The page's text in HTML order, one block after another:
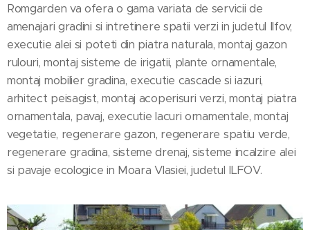
Romgarden va ofera o gama variata de servicii de
amenajari gradini si intretinere spatii verzi in judetul Ilfov,
executie alei si poteti din piatra naturala, montaj gazon
rulouri, montaj sisteme de irigatii, plante ornamentale,
montaj mobilier gradina, executie cascade si iazuri,
arhitect peisagist, montaj acoperisuri verzi, montaj piatra
ornamentala, pavaj, executie lacuri ornamentale, montaj
vegetatie, regenerare gazon, regenerare spatiu verde,
regenerare gradina, sisteme drenaj, sisteme incalzire alei
si pavaje ecologice in Moara Vlasiei, judetul ILFOV.